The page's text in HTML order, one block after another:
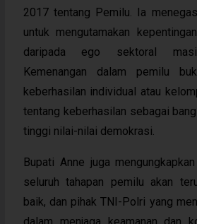
2017 tentang Pemilu. Ia
untuk mengutamakan
daripada ego sektoral
Kemenangan dalam pemilu
keberhasilan individual atau
tentang keberhasilan sebagai
tinggi nilai-nilai demokrasi.
Bupati Anne juga
seluruh tahapan pemilu akan
baik, dan pihak TNI-Polri yang
dalam menjaga keamanan dan